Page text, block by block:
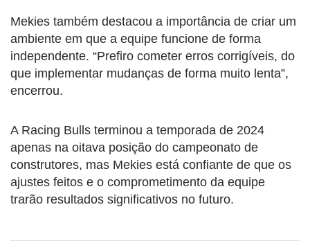
Mekies também destacou a importância de criar um
ambiente em que a equipe funcione de forma
independente. “Prefiro cometer erros corrigíveis, do
que implementar mudanças de forma muito lenta”,
encerrou.
A Racing Bulls terminou a temporada de 2024
apenas na oitava posição do campeonato de
construtores, mas Mekies está confiante de que os
ajustes feitos e o comprometimento da equipe
trarão resultados significativos no futuro.